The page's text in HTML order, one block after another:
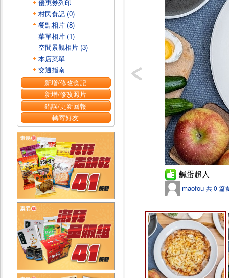
優惠券列印
村民食記 (0)
餐點相片 (8)
菜單相片 (1)
空間景觀相片 (3)
本店菜單
交通指南
新增/修改食記
新增/修改照片
錯誤/更新回報
轉寄好友
鹹蛋超人
maofou 共 0 篇